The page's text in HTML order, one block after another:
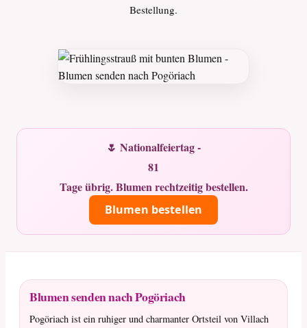
Bestellung.
🌷 Nationalfeiertag -
81
Tage übrig. Blumen rechtzeitig bestellen.
Blumen bestellen
Blumen senden nach Pogöriach
Pogöriach ist ein ruhiger und charmanter Ortsteil von Villach